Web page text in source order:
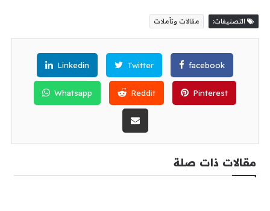
التصنيفات: مقالات وتأملات
facebook
Twitter
Linkedin
Pinterest
Reddit
Whatsapp
مقالات ذات صلة